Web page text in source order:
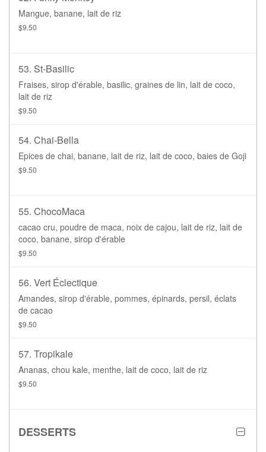
Mangue, banane, lait de riz
$9.50
53. St-Basilic
Fraises, sirop d'érable, basilic, graines de lin, lait de coco,
lait de riz
$9.50
54. Chai-Bella
Epices de chai, banane, lait de riz, lait de coco, baies de Goji
$9.50
55. ChocoMaca
cacao cru, poudre de maca, noix de cajou, lait de riz, lait de
coco, banane, sirop d'érable
$9.50
56. Vert Éclectique
Amandes, sirop d'érable, pommes, épinards, persil, éclats
de cacao
$9.50
57. Tropikale
Ananas, chou kale, menthe, lait de coco, lait de riz
$9.50
DESSERTS